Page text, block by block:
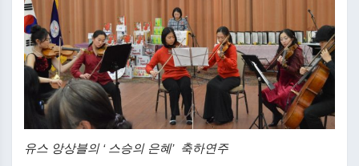
유스 앙상블의 ‘ 스승의 은혜’ 축하연주